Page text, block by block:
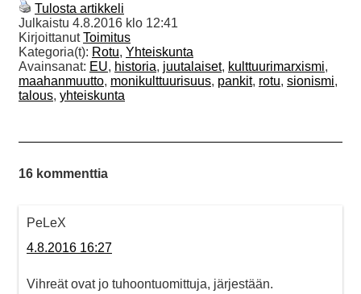
Tulosta artikkeli
Julkaistu 4.8.2016 klo 12:41
KirjoittanutToimitus
Kategoria(t): Rotu, Yhteiskunta
Avainsanat: EU, historia, juutalaiset, kulttuurimarxismi,
maahanmuutto, monikulttuurisuus, pankit, rotu, sionismi,
talous, yhteiskunta
16 kommenttia
PeLeX
4.8.2016 16:27
Vihreät ovat jo tuhoontuomittuja, järjestään.